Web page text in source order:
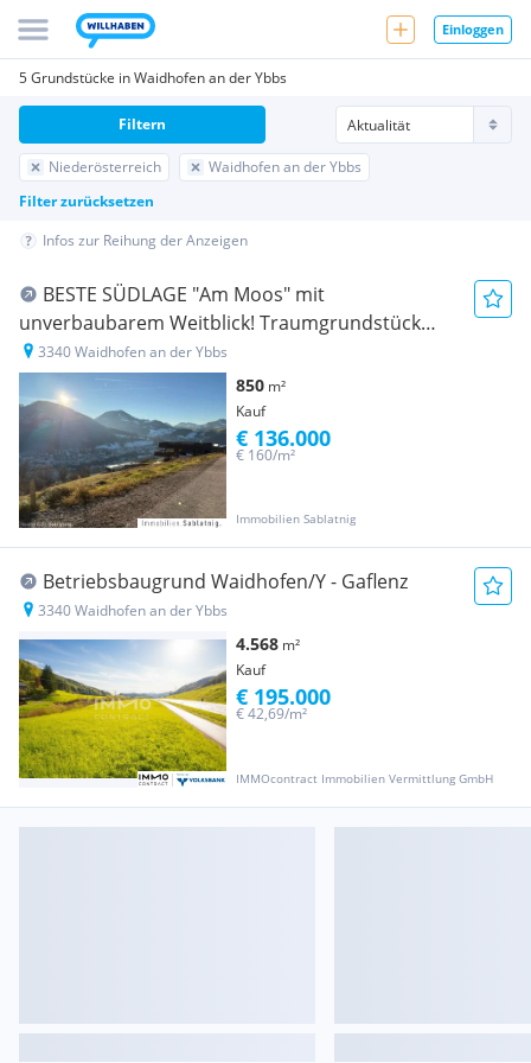
Einloggen
5 Grundstücke in Waidhofen an der Ybbs
Niederösterreich
Waidhofen an der Ybbs
Filter zurücksetzen
Filtern
Infos zur Reihung der Anzeigen
BESTE SÜDLAGE "Am Moos" mit
unverbaubarem Weitblick! Traumgrundstück
850m² in Waidhofen an der Ybbs!
3340 Waidhofen an der Ybbs
850 m²
Kauf
Immobilien Sablatnig
€ 160/m²
€ 136.000
Betriebsbaugrund Waidhofen/Y - Gaflenz
3340 Waidhofen an der Ybbs
4.568 m²
Kauf
IMMOcontract Immobilien Vermittlung GmbH
€ 42,69/m²
€ 195.000